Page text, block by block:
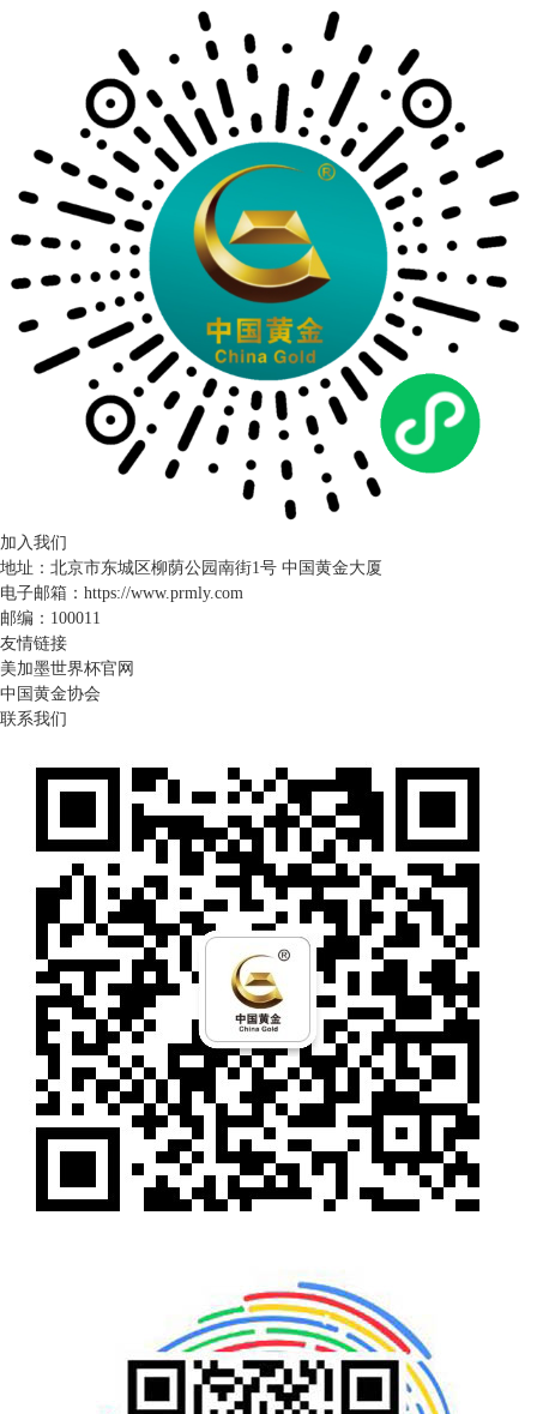
加入我们
地址：北京市东城区柳荫公园南街1号 中国黄金大厦
电子邮箱：https://www.prmly.com
邮编：100011
友情链接
美加墨世界杯官网
中国黄金协会
联系我们